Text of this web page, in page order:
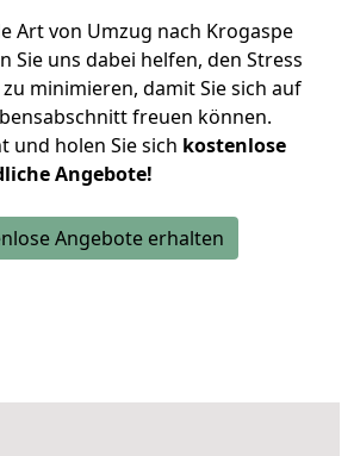
Art von Umzug nach Krogaspe
Sie uns dabei helfen, den Stress
minimieren, damit Sie sich auf
freuen können.
und holen Sie sich kostenlose
Angebote!
Angebote erhalten